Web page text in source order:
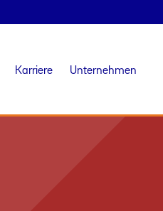
Karriere Unternehmen